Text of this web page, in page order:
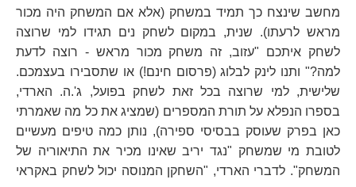
מחשב שינצח כך תמיד במשחק (אלא אם המשחק היה מכור
מראש לרעתו). שנית, במקום לשחק נים תגידו למי שרוצה
לשחק איתכם "עזוב, זה משחק מכור מראש - רוצה לדעת
למה?" ותנו לינק לבלוג (פרסום חינם!) או שתסבירו בעצמכם.
שלישית, למי שרוצה בכל זאת לשחק בפועל, ג'.ה. הארדי,
בספרו הנפלא על תורת המספרים (שמציג את כל מה שאמרתי
כאן בפרק שעוסק בבסיסי ספירה), נותן כמה טיפים מעשיים
לטובת מי שמשחק "נגד יריב שאינו מכיר את התיאוריה של
המשחק". לדברי הארדי, "השחקן המנוסה יכול לשחק באקראי